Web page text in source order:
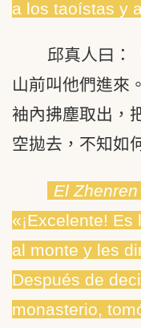
a los taoístas y
邱真人曰：
山前叫他們進來
袖內拂塵取出，
空拋去，不知如
El Zhenren
«¡Excelente!
al monte y les
Después de
monasterio,